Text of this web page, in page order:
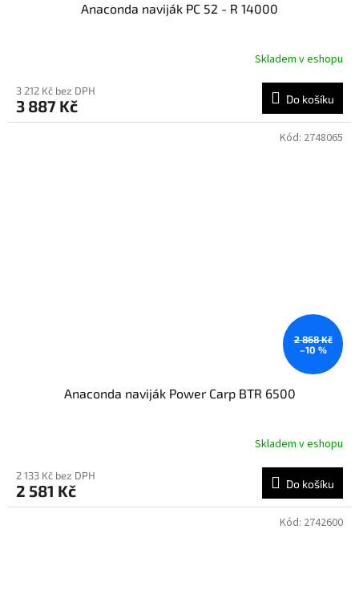
Anaconda naviják PC 52 - R 14000
Skladem v eshopu
3 212 Kč bez DPH
3 887 Kč Do košíku
2 868 Kč
–10 %
Anaconda naviják Power Carp BTR 6500
Skladem v eshopu
2 133 Kč bez DPH
2 581 Kč Do košíku
Kód: 2748065
Kód: 2742600